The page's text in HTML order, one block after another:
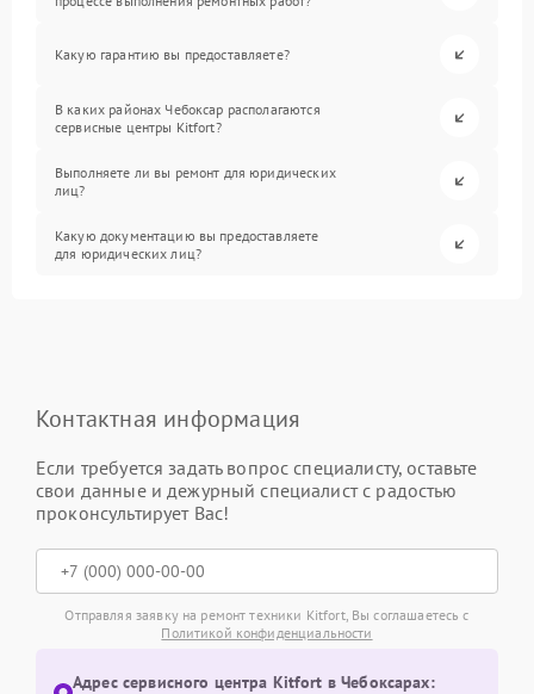
Какую гарантию вы предоставляете?
В каких районах Чебоксар располагаются
сервисные центры Kitfort?
Выполняете ли вы ремонт для юридических
лиц?
Какую документацию вы предоставляете
для юридических лиц?
Контактная информация
Если требуется задать вопрос специалисту, оставьте
свои данные и дежурный специалист с радостью
проконсультирует Вас!
Отправляя заявку на ремонт техники Kitfort, Вы соглашаетесь с
Политикой конфиденциальности
Адрес сервисного центра Kitfort в Чебоксарах: